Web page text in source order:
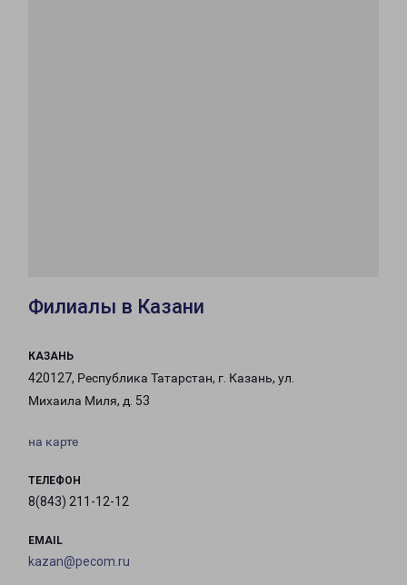
Филиалы в Казани
КАЗАНЬ
420127, Республика Татарстан, г. Казань, ул.
Михаила Миля, д. 53
на карте
ТЕЛЕФОН
8(843) 211-12-12
EMAIL
kazan@pecom.ru